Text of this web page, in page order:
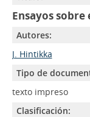
Ensayos
Autores:
J. Hintikka
Tipo de
texto impreso
Clasificación: